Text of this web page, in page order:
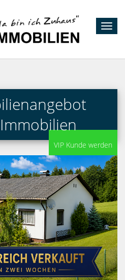
VIP Kunde werden